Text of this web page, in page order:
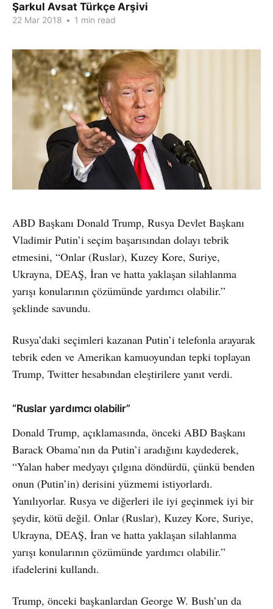
Şarkul Avsat Türkçe Arşivi
22 Mar 2018 • 1 min read
ABD Başkanı Donald Trump, Rusya Devlet Başkanı
Vladimir Putin’i seçim başarısından dolayı tebrik
etmesini, “Onlar (Ruslar), Kuzey Kore, Suriye,
Ukrayna, DEAŞ, İran ve hatta yaklaşan silahlanma
yarışı konularının çözümünde yardımcı olabilir.”
şeklinde savundu.
Rusya’daki seçimleri kazanan Putin’i telefonla arayarak
tebrik eden ve Amerikan kamuoyundan tepki toplayan
Trump, Twitter hesabından eleştirilere yanıt verdi.
“Ruslar yardımcı olabilir”
Donald Trump, açıklamasında, önceki ABD Başkanı
Barack Obama’nın da Putin’i aradığını kaydederek,
“Yalan haber medyayı çılgına döndürdü, çünkü benden
onun (Putin’in) derisini yüzmemi istiyorlardı.
Yanılıyorlar. Rusya ve diğerleri ile iyi geçinmek iyi bir
şeydir, kötü değil. Onlar (Ruslar), Kuzey Kore, Suriye,
Ukrayna, DEAŞ, İran ve hatta yaklaşan silahlanma
yarışı konularının çözümünde yardımcı olabilir.”
ifadelerini kullandı.
Trump, önceki başkanlardan George W. Bush’un da